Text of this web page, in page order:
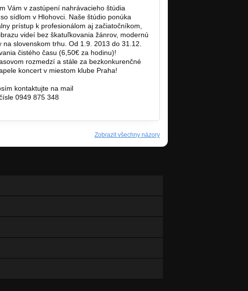
Vám v zastúpení nahrávacieho štúdia
sídlom v Hlohovci. Naše štúdio ponúka
prístup k profesionálom aj začiatočníkom,
videí bez škatuľkovania žánrov, modernú
slovenskom trhu. Od 1.9. 2013 do 31.12.
čistého času (6,50€ za hodinu)!
rozmedzí a stále za bezkonkurenčné
koncert v miestom klube Praha!
kontaktujte na mail
0949 875 348
Zobrazit všechny názory